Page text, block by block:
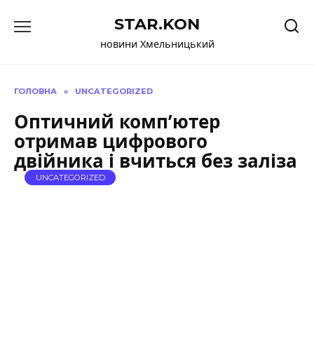
до
STAR.KON
новини Хмельницький
ГОЛОВНА » UNCATEGORIZED
Оптичний комп’ютер
отримав цифрового
двійника і вчиться без заліза
UNCATEGORIZED